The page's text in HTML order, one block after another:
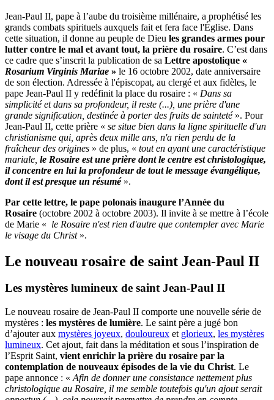
Jean-Paul II, pape à l’aube du troisième millénaire, a prophétisé les
grands combats spirituels auxquels fait et fera face l'Église. Dans
cette situation, il donne au peuple de Dieu les grandes armes pour
lutter contre le mal et avant tout, la prière du rosaire. C’est dans
ce cadre que s’inscrit la publication de sa Lettre apostolique «
Rosarium Virginis Mariae » le 16 octobre 2002, date anniversaire
de son élection. Adressée à l'épiscopat, au clergé et aux fidèles, le
pape Jean-Paul II y redéfinit la place du rosaire : « Dans sa
simplicité et dans sa profondeur, il reste (...), une prière d'une
grande signification, destinée à porter des fruits de sainteté ». Pour
Jean-Paul II, cette prière « se situe bien dans la ligne spirituelle d'un
christianisme qui, après deux mille ans, n'a rien perdu de la
fraîcheur des origines » de plus, « tout en ayant une caractéristique
mariale, le Rosaire est une prière dont le centre est christologique,
il concentre en lui la profondeur de tout le message évangélique,
dont il est presque un résumé ».
Par cette lettre, le pape polonais inaugure l’Année du
Rosaire (octobre 2002 à octobre 2003). Il invite à se mettre à l’école
de Marie « le Rosaire n'est rien d'autre que contempler avec Marie
le visage du Christ».
Le nouveau rosaire de saint Jean-Paul II
Les mystères lumineux de saint Jean-Paul II
Le nouveau rosaire de Jean-Paul II comporte une nouvelle série de
mystères : les mystères de lumière. Le saint père a jugé bon
d’ajouter aux mystères joyeux, douloureux et glorieux, les mystères
lumineux. Cet ajout, fait dans la méditation et sous l’inspiration de
l’Esprit Saint, vient enrichir la prière du rosaire par la
contemplation de nouveaux épisodes de la vie du Christ. Le
pape annonce : « Afin de donner une consistance nettement plus
christologique au Rosaire, il me semble toutefois qu'un ajout serait